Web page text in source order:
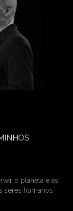
o planeta e as
seres humanos